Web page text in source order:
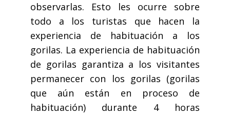
observarlas. Esto les ocurre sobre
todo a los turistas que hacen la
experiencia de habituación a los
gorilas. La experiencia de habituación
de gorilas garantiza a los visitantes
permanecer con los gorilas (gorilas
que aún están en proceso de
habituación) durante 4 horas